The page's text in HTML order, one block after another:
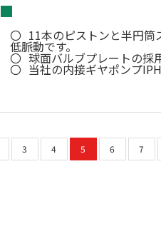
■
11本のピストンと半円筒
低脈動です。
球面バルブプレートの採
当社の内接ギヤポンプ
3 4 5 6 7